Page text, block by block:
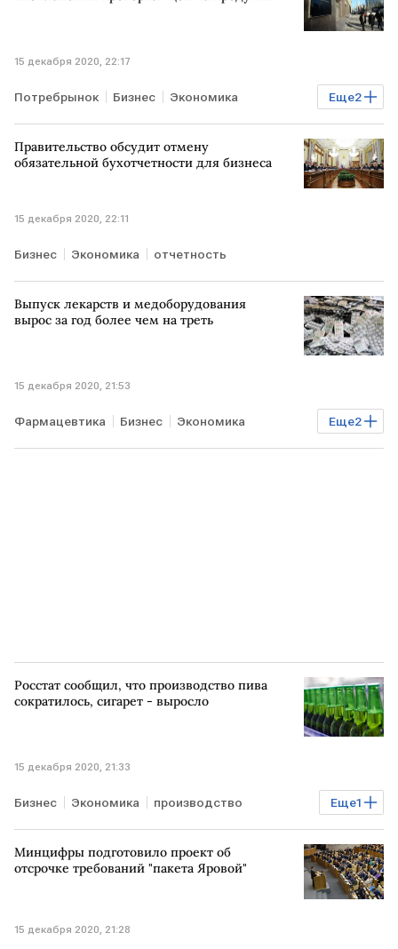
15 декабря 2020, 22:17
Еще2
Потребрынок Бизнес Экономика
контроль цены на продовольствие
ФАС РФ
Правительство обсудит отмену
обязательной бухотчетности для бизнеса
15 декабря 2020, 22:11
Бизнес Экономика отчетность
Выпуск лекарств и медоборудования
вырос за год более чем на треть
15 декабря 2020, 21:53
Еще2
Фармацевтика Бизнес Экономика
медицина производство
Росстат сообщил, что производство пива
сократилось, сигарет - выросло
15 декабря 2020, 21:33
Еще1
Бизнес Экономика производство
алкоголь сигареты
Минцифры подготовило проект об
отсрочке требований "пакета Яровой"
15 декабря 2020, 21:28